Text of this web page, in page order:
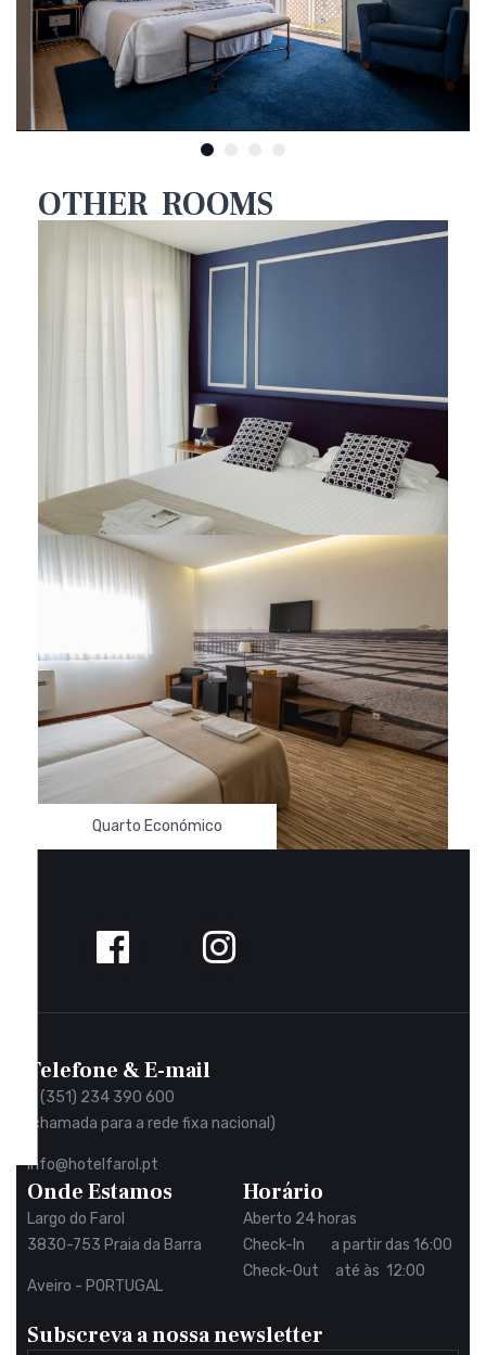
OTHER ROOMS
Quarto Superior
Quarto Económico
Telefone & E-mail
+ (351) 234 390 600
(chamada para a rede fixa nacional)
info@hotelfarol.pt
Onde Estamos
Largo do Farol
3830-753 Praia da Barra
Aveiro - PORTUGAL
Horário
Aberto 24 horas
Check-In a partir das 16:00
Check-Out até às 12:00
Subscreva a nossa newsletter